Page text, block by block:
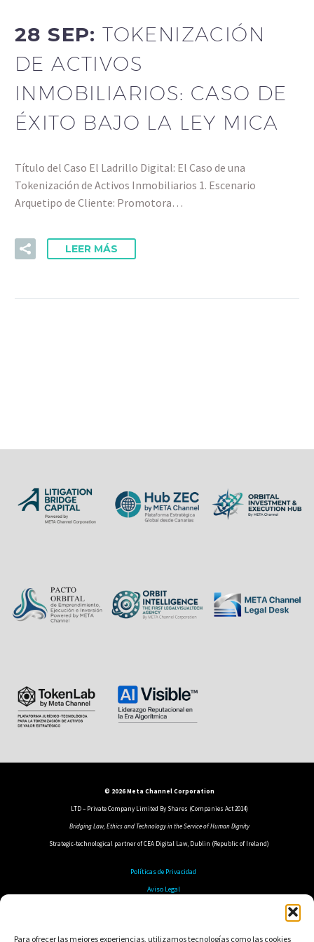
Para ofrecer las mejores experiencias, utilizamos tecnologías como las cookies
28 SEP:TOKENIZACIÓN
DE ACTIVOS
INMOBILIARIOS: CASO DE
ÉXITO BAJO LA LEY MICA
Título del Caso El Ladrillo Digital: El Caso de una
Tokenización de Activos Inmobiliarios 1. Escenario
Arquetipo de Cliente: Promotora…
LEER MÁS
© 2026 Meta Channel Corporation
LTD – Private Company Limited By Shares (Companies Act 2014)
Bridging Law, Ethics and Technology in the Service of Human Dignity
Strategic-technological partner of CEA Digital Law, Dublin (Republic of Ireland)
Políticas de Privacidad
Aviso Legal